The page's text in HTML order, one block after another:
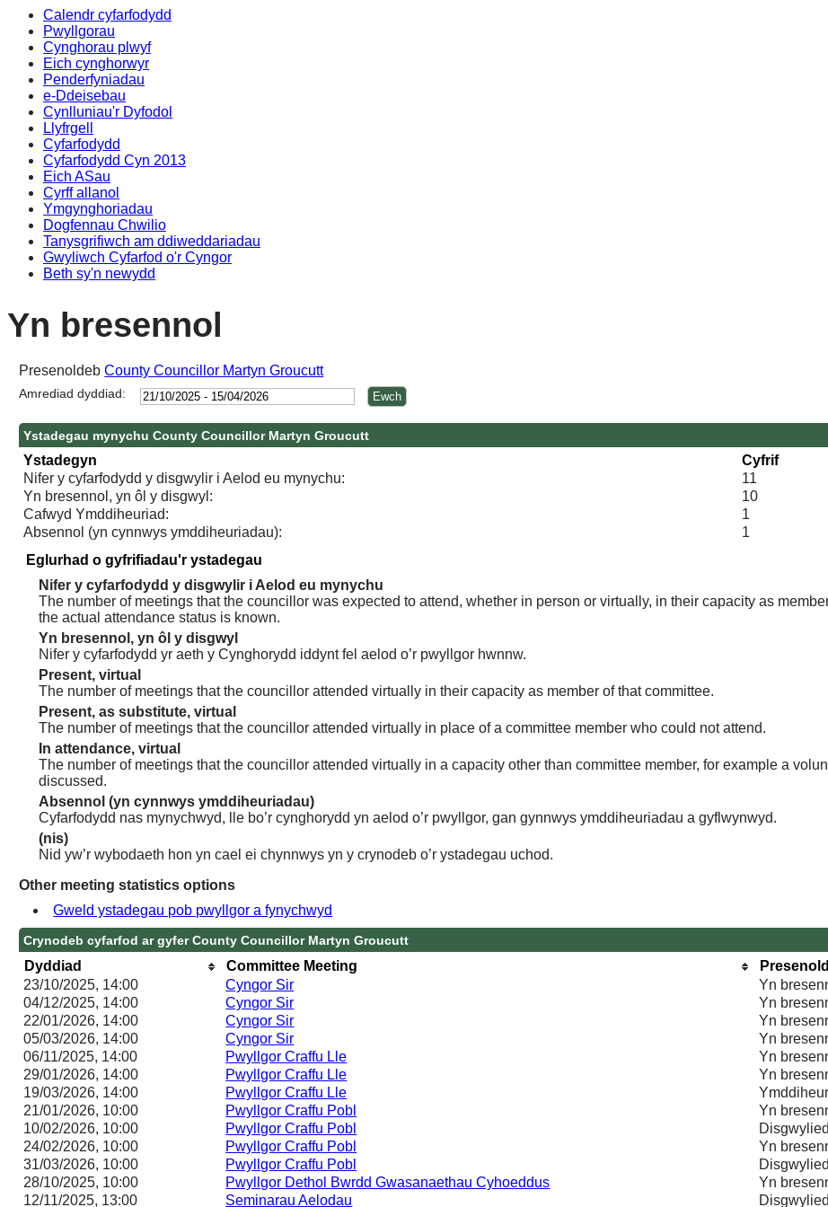
Calendr cyfarfodydd
Pwyllgorau
Cynghorau plwyf
Eich cynghorwyr
Penderfyniadau
e-Ddeisebau
Cynlluniau'r Dyfodol
Llyfrgell
Cyfarfodydd
Cyfarfodydd Cyn 2013
Eich ASau
Cyrff allanol
Ymgynghoriadau
Dogfennau Chwilio
Tanysgrifiwch am ddiweddariadau
Gwyliwch Cyfarfod o'r Cyngor
Beth sy'n newydd
Yn bresennol
PresenoldebCounty Councillor Martyn Groucutt
Amrediad dyddiad:
Ystadegau mynychu County Councillor Martyn Groucutt
Ystadegyn Cyfrif
Nifer y cyfarfodydd y disgwylir i Aelod eu mynychu:
11
Yn bresennol, yn ôl y disgwyl:
10
Cafwyd Ymddiheuriad:
1
Absennol (yn cynnwys ymddiheuriadau):
1
Eglurhad o gyfrifiadau'r ystadegau
Nifer y cyfarfodydd y disgwylir i Aelod eu mynychu
The number of meetings that the councillor was expected to attend, whether in person or virtually, in their capacity as
the actual attendance status is known.
Yn bresennol, yn ôl y disgwyl
Nifer y cyfarfodydd yr aeth y Cynghorydd iddynt fel aelod o’r pwyllgor hwnnw.
Present, virtual
The number of meetings that the councillor attended virtually in their capacity as member of that committee.
Present, as substitute, virtual
The number of meetings that the councillor attended virtually in place of a committee member who could not attend.
In attendance, virtual
The number of meetings that the councillor attended virtually in a capacity other than committee member, for example a
discussed.
Absennol (yn cynnwys ymddiheuriadau)
Cyfarfodydd nas mynychwyd, lle bo’r cynghorydd yn aelod o’r pwyllgor, gan gynnwys ymddiheuriadau a gyflwynwyd.
(nis)
Nid yw’r wybodaeth hon yn cael ei chynnwys yn y crynodeb o’r ystadegau uchod.
Other meeting statistics options
Gweld ystadegau pob pwyllgor a fynychwyd
Crynodeb cyfarfod ar gyfer County Councillor Martyn Groucutt
Dyddiad Committee Meeting
23/10/2025, 14:00
Cyngor Sir
Yn
04/12/2025, 14:00
Cyngor Sir
Yn
22/01/2026, 14:00
Cyngor Sir
Yn
05/03/2026, 14:00
Cyngor Sir
Yn
06/11/2025, 14:00
Pwyllgor Craffu Lle
Yn
29/01/2026, 14:00
Pwyllgor Craffu Lle
Yn
19/03/2026, 14:00
Pwyllgor Craffu Lle
21/01/2026, 10:00
Pwyllgor Craffu Pobl
Yn
10/02/2026, 10:00
Pwyllgor Craffu Pobl
24/02/2026, 10:00
Pwyllgor Craffu Pobl
Yn
31/03/2026, 10:00
Pwyllgor Craffu Pobl
28/10/2025, 10:00
Pwyllgor Dethol Bwrdd Gwasanaethau Cyhoeddus
Yn
12/11/2025, 13:00
Seminarau Aelodau